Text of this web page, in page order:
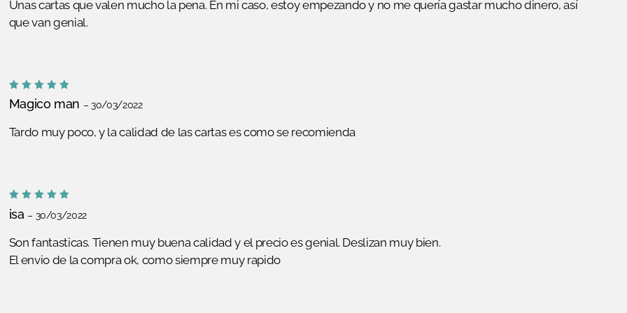
Unas cartas que valen mucho la pena. En mi caso, estoy empezando y no me quería gastar mucho dinero, así
que van genial.
Valorado
con5de
Magico man – 30/03/2022
Tardo muy poco, y la calidad de las cartas es como se recomienda
Valorado
con5de
isa – 30/03/2022
Son fantasticas. Tienen muy buena calidad y el precio es genial. Deslizan muy bien.
El envio de la compra ok, como siempre muy rapido